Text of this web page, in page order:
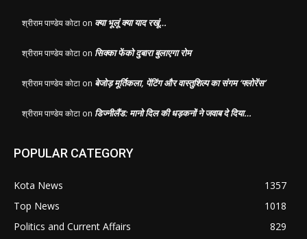
श्रीराम पाण्डेय कोटा on क्या भूलूं क्या याद रखूं…
श्रीराम पाण्डेय कोटा on सिक्का फेंको दुबारा बुलाएगा रोम
श्रीराम पाण्डेय कोटा on बेजोड़ मूर्तिकला, पेंटिंग और वास्तुशिल्प का संगम ‘फ्लोरेंस’
श्रीराम पाण्डेय कोटा on डिज्नीलैंड: मानो दिल की धड़कनों ने जवाब दे दिया…
POPULAR CATEGORY
Kota News
1357
Top News
1018
Politics and Current Affairs
829